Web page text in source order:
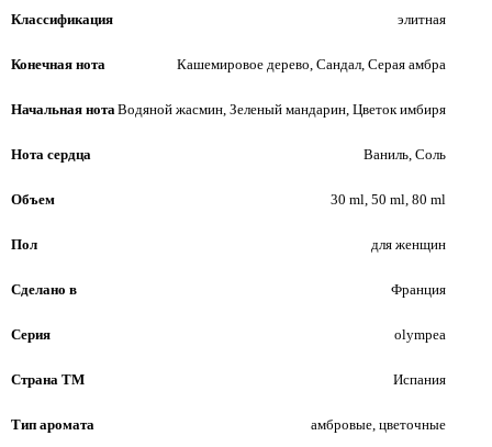
Классификация элитная
Конечная нота Кашемировое дерево, Сандал, Серая амбра
Начальная нотаВодяной жасмин, Зеленый мандарин, Цветок имбиря
Нота сердца Ваниль, Соль
Объем 30 ml, 50 ml, 80 ml
Пол для женщин
Сделано в Франция
Серия olympea
Страна ТМ Испания
Тип аромата амбровые, цветочные